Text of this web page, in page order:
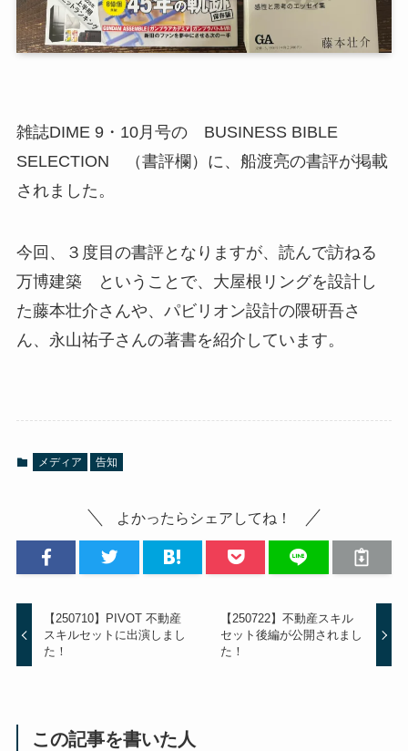
雑誌DIME 9・10月号の BUSINESS BIBLE
SELECTION （書評欄）に、船渡亮の書評が掲載
されました。
今回、３度目の書評となりますが、読んで訪ねる
万博建築 ということで、大屋根リングを設計し
た藤本壮介さんや、パビリオン設計の隈研吾さ
ん、永山祐子さんの著書を紹介しています。
メディア 告知
よかったらシェアしてね！
【250710】PIVOT 不動産
スキルセットに出演しまし
た！
【250722】不動産スキル
セット後編が公開されまし
た！
この記事を書いた人